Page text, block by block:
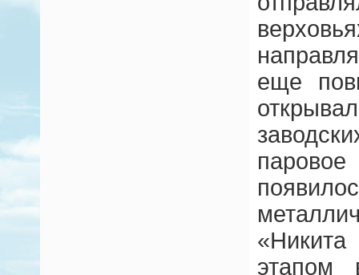
еще
этапом